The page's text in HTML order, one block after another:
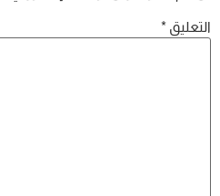
التعليق *